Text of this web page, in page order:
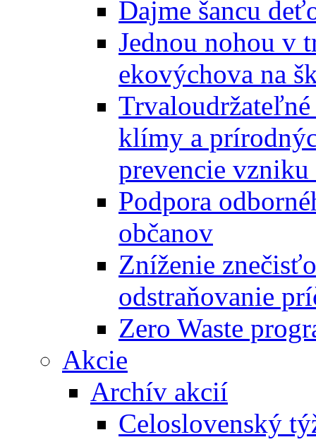
Dajme šancu
Jednou nohou v
ekovýchova na
klímy a
prevencie vzniku
Podpora
občanov
Zníženie
odstraňovanie
Zero Waste
Akcie
Archív akcií
Celoslovenský